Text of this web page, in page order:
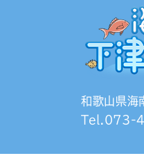
和歌山県
Tel.073-